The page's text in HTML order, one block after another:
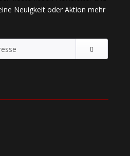
Neuigkeit oder Aktion mehr